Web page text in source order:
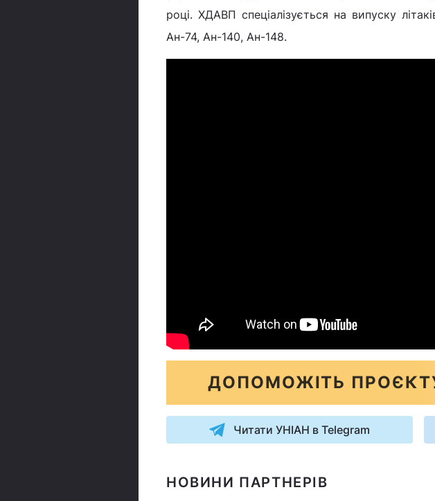
році. ХДАВП спеціалізується на випуску
Ан-74, Ан-140, Ан-148.
ДОПОМОЖІТЬ
Читати УНІАН в Telegram
НОВИНИ ПАРТНЕРІВ